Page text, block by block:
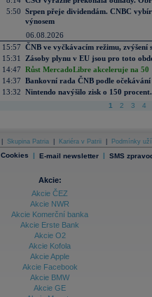
5:50 Srpen přeje dividendám. CNBC
výnosem
06.08.2026
15:57 ČNB ve vyčkávacím režimu, zvýšení
15:31
Zásoby plynu v EU jsou pro toto
14:47 Růst MercadoLibre akceleruje na
14:37 Bankovní rada ČNB podle
13:32 Nintendo navýšilo zisk o 150
1 2 3 4
Skupina Patria Kariéra v Patrii Podmínky
Cookies E-mail newsletter SMS
Akcie:
Akcie ČEZ
Akcie NWR
Akcie Komerční banka
Akcie Erste Bank
Akcie O2
Akcie Kofola
Akcie Apple
Akcie Facebook
Akcie BMW
Akcie GE